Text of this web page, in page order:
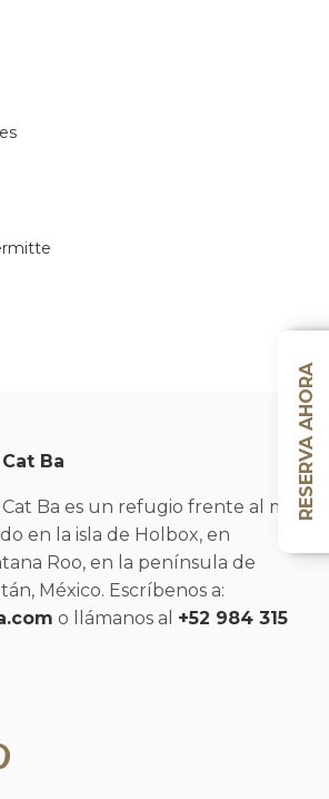
Ba
Cat Ba es un refugio frente al mar
en la isla de Holbox, en
Roo, en la península de
México. Escríbenos a:
o llámanos al +52 984 315
RESERVA AHORA